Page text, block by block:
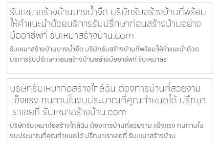
รับเหมาสร้างบ้านบางน้ำจืด บริษัทรับสร้างบ้านที่พร้อม
ให้คำแนะนำด้วยบริการรับปรึกษาก่อนสร้างบ้านอย่าง
มืออาชีพที่ รับเหมาสร้างบ้าน.com
รับเหมาสร้างบ้านบางน้ำจืด บริษัทรับสร้างบ้านที่พร้อมให้คำแนะนำด้วย
บริการรับปรึกษาก่อนสร้างบ้านอย่างมืออาชีพที่ รับเหมาสร
บริษัทรับเหมาก่อสร้างใกล้ฉัน ต้องการบ้านที่สวยงาม
แข็งแรง ทนทานในงบประมาณที่คุณกำหนดได้ ปรึกษา
เราเลยที่ รับเหมาสร้างบ้าน.com
บริษัทรับเหมาก่อสร้างใกล้ฉัน ต้องการบ้านที่สวยงาม แข็งแรง ทนทานใน
งบประมาณที่คุณกำหนดได้ ปรึกษาเราเลยที่ รับเหมาสร้างบ้าน